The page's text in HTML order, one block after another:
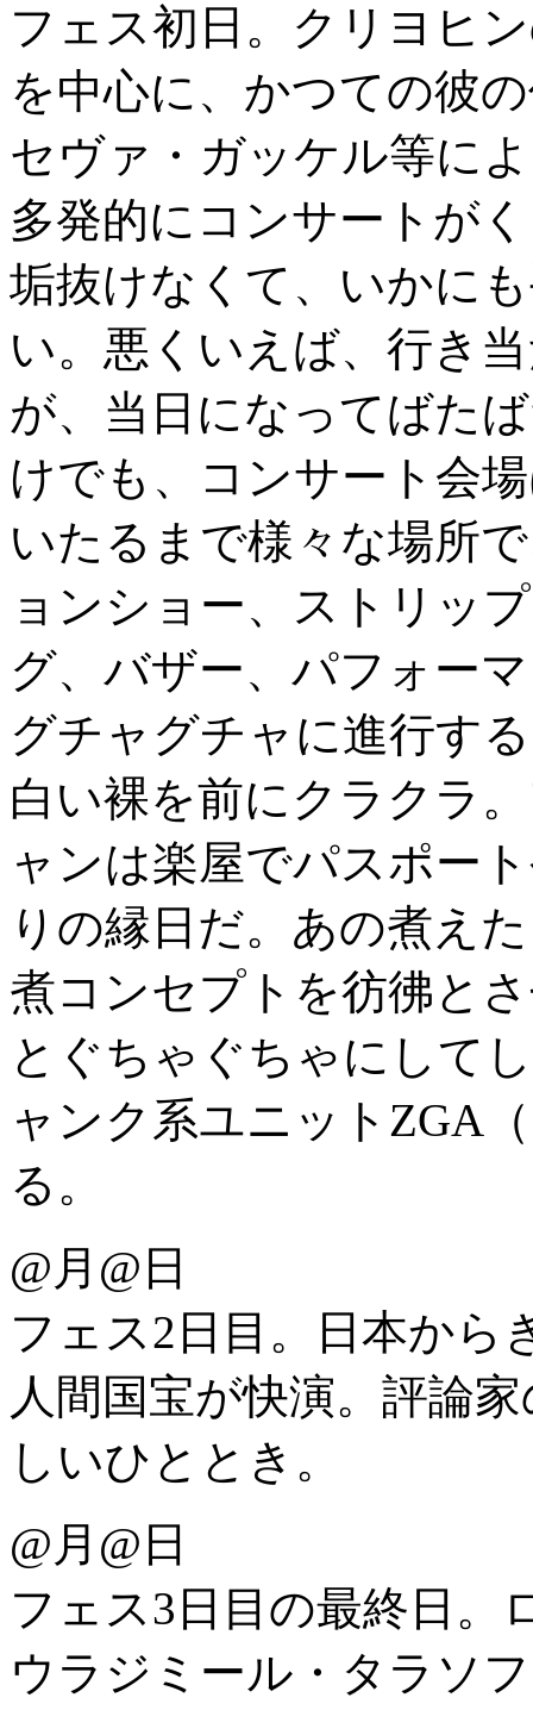
フェス初日。クリヨヒ
を中心に、かつての彼
セヴァ・ガッケル等に
多発的にコンサートが
垢抜けなくて、いかに
い。悪くいえば、行き
が、当日になってばた
けでも、コンサート会
いたるまで様々な場所
ョンショー、ストリッ
グ、バザー、パフォー
グチャグチャに進行す
白い裸を前にクラクラ
ャンは楽屋でパスポー
りの縁日だ。あの煮え
煮コンセプトを彷彿と
とぐちゃぐちゃにして
ャンク系ユニットZGA
る。
@月@日
フェス2日目。日本から
人間国宝が快演。評論
しいひととき。
@月@日
フェス3日目の最終日。
ウラジミール・タラソ